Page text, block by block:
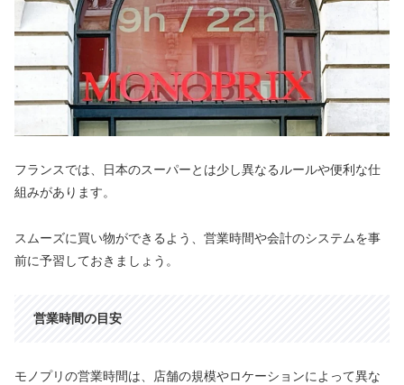
フランスでは、日本のスーパーとは少し異なるルールや便利な仕
組みがあります。
スムーズに買い物ができるよう、営業時間や会計のシステムを事
前に予習しておきましょう。
営業時間の目安
モノプリの営業時間は、店舗の規模やロケーションによって異な